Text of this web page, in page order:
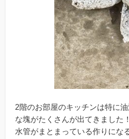
2階のお部屋のキッチンは特に
な塊がたくさんが出てきました
水管がまとまっている作りにな